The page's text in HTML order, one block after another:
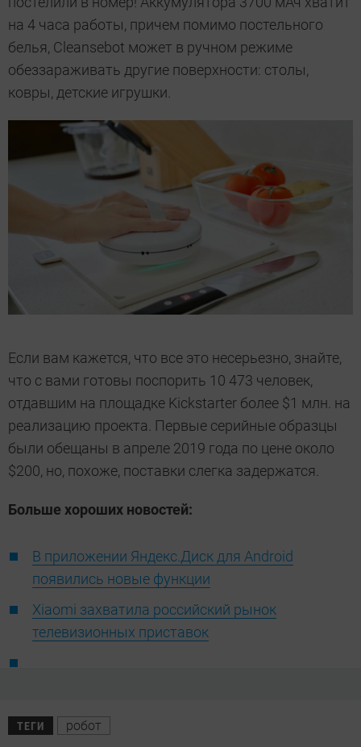
на 4 часа работы, причем помимо постельного
белья, Cleansebot может в ручном режиме
обеззараживать другие поверхности: столы,
ковры, детские игрушки.
Если вам кажется, что все это несерьезно, знайте,
что с вами готовы поспорить 10 473 человек,
отдавшим на площадке Kickstarter более $1 млн. на
реализацию проекта. Первые серийные образцы
были обещаны в апреле 2019 года по цене около
$200, но, похоже, поставки слегка задержатся.
Больше хороших новостей:
В приложении Яндекс.Диск для Android
появились новые функции
Xiaomi захватила российский рынок
телевизионных приставок
ТЕГИ робот